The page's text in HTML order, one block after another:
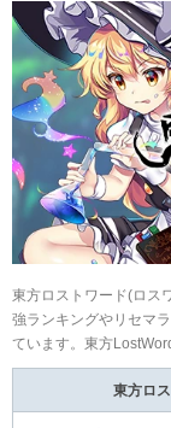
東方ロストワード(ロス
強ランキングやリセマ
ています。東方
東方ロ